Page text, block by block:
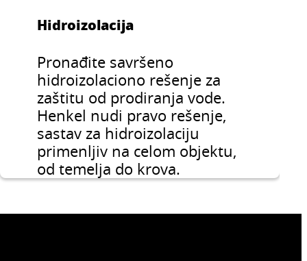
Hidroizolacija
Pronađite savršeno
hidroizolaciono rešenje za
zaštitu od prodiranja vode.
Henkel nudi pravo rešenje,
sastav za hidroizolaciju
primenljiv na celom objektu,
od temelja do krova.